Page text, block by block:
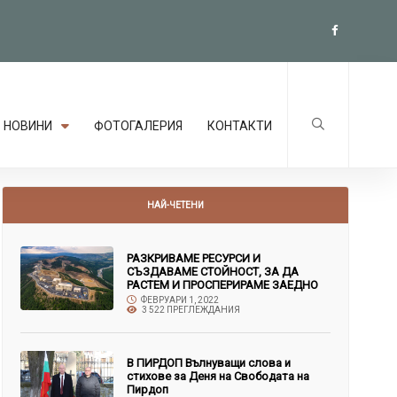
НОВИНИ ФОТОГАЛЕРИЯ КОНТАКТИ
НАЙ-ЧЕТЕНИ
РАЗКРИВАМЕ РЕСУРСИ И
СЪЗДАВАМЕ СТОЙНОСТ, ЗА ДА
РАСТЕМ И ПРОСПЕРИРАМЕ ЗАЕДНО
ФЕВРУАРИ 1, 2022
3 522 ПРЕГЛЕЖДАНИЯ
В ПИРДОП Вълнуващи слова и
стихове за Деня на Свободата на
Пирдоп